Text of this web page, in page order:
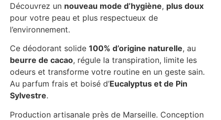
Découvrez un nouveau mode d’hygiène, plus doux
pour votre peau et plus respectueux de
l’environnement.
Ce déodorant solide 100% d’origine naturelle, au
beurre de cacao, régule la transpiration, limite les
odeurs et transforme votre routine en un geste sain.
Au parfum frais et boisé d’Eucalyptus et de Pin
Sylvestre.
Production artisanale près de Marseille. Conception